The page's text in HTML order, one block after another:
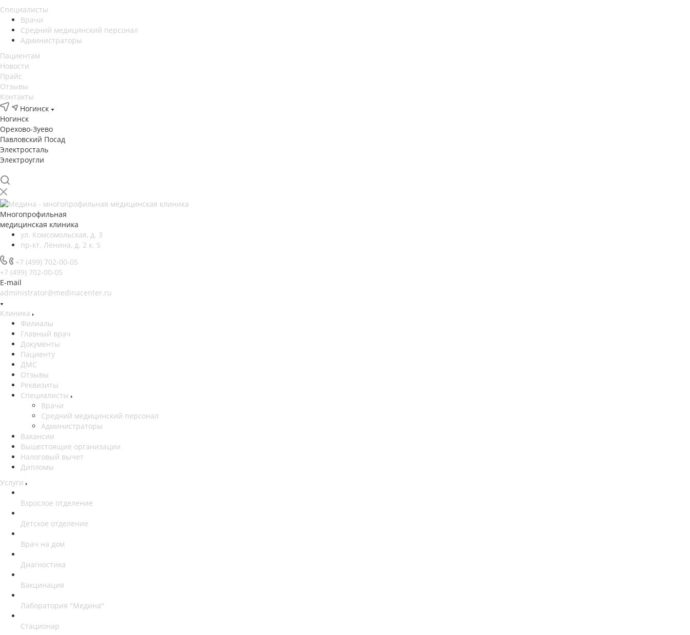
Специалисты
Врачи
Средний медицинский персонал
Администраторы
Пациентам
Новости
Прайс
Отзывы
Контакты
Ногинск
Ногинск
Орехово-Зуево
Павловский Посад
Электросталь
Электроугли
Многопрофильная
медицинская клиника
ул. Комсомольская, д. 3
пр-кт. Ленина, д. 2 к. 5
+7 (499) 702-00-05
+7 (499) 702-00-05
E-mail
administrator@medinacenter.ru
Клиника
Филиалы
Главный врач
Документы
Пациенту
ДМС
Отзывы
Реквизиты
Специалисты
Врачи
Средний медицинский персонал
Администраторы
Вакансии
Вышестоящие организации
Налоговый вычет
Дипломы
Услуги
Взрослое отделение
Детское отделение
Врач на дом
Диагностика
Вакцинация
Лаборатория "Медина"
Стационар